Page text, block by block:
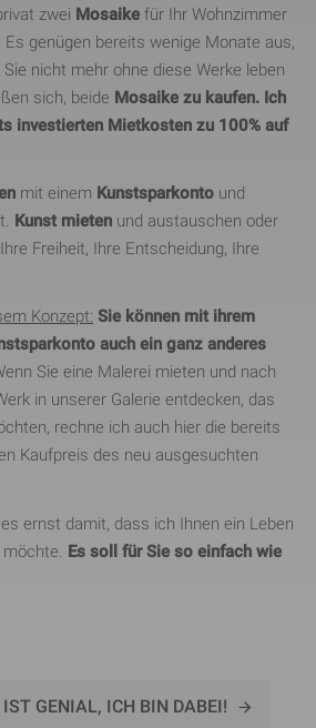
zwei Mosaike für Ihr Wohnzimmer
genügen bereits wenige Monate aus,
nicht mehr ohne diese Werke leben
sich, beide Mosaike zu kaufen. Ich
investierten Mietkosten zu 100% auf
mit einem Kunstsparkonto und
Kunst mieten und austauschen oder
Freiheit, Ihre Entscheidung, Ihre
Konzept: Sie können mit ihrem
auch ein ganz anderes
Sie eine Malerei mieten und nach
in unserer Galerie entdecken, das
rechne ich auch hier die bereits
Kaufpreis des neu ausgesuchten
ernst damit, dass ich Ihnen ein Leben
Es soll für Sie so einfach wie
GENIAL, ICH BIN DABEI!